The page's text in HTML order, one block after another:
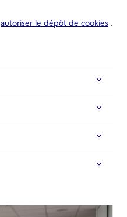
autoriser le dépôt de cookies .